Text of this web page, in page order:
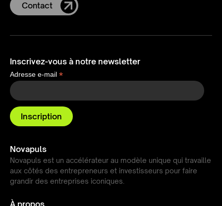
Contact
Novapuls
Novapuls est un accélérateur au modèle unique qui travaille
aux côtés des entrepreneurs et investisseurs pour faire
grandir des entreprises iconiques.
Inscrivez-vous à notre newsletter
Adresse e-mail *